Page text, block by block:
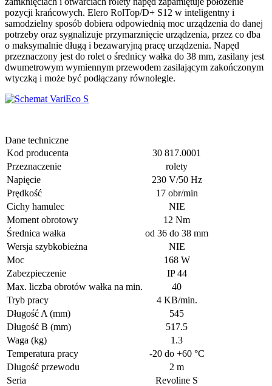
pozycji krańcowych. Elero RolTop/D+ S12 w inteligentny i
samodzielny sposób dobiera odpowiednią moc urządzenia do danej
potrzeby oraz sygnalizuje przymarznięcie urządzenia, przez co dba
o maksymalnie długą i bezawaryjną pracę urządzenia. Napęd
przeznaczony jest do rolet o średnicy wałka do 38 mm, zasilany jest
dwumetrowym wymiennym przewodem zasilającym zakończonym
wtyczką i może być podłączany równolegle.
Dane techniczne
Kod producenta
30 817.0001
Przeznaczenie
rolety
Napięcie
230 V/50 Hz
Prędkość
17 obr/min
Cichy hamulec
NIE
Moment obrotowy
12 Nm
Średnica wałka
od 36 do 38 mm
Wersja szybkobieżna
NIE
Moc
168 W
Zabezpieczenie
IP 44
Max. liczba obrotów wałka na min.
40
Tryb pracy
4 KB/min.
Długość A (mm)
545
Długość B (mm)
517.5
Waga (kg)
1.3
Temperatura pracy
-20 do +60 °C
Długość przewodu
2 m
Seria
Revoline S